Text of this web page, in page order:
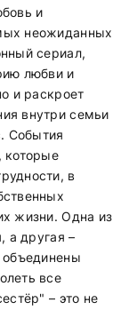
и
неожиданных
сериал,
любви и
и раскроет
внутри семьи
События
которые
в
жизни. Одна из
а другая –
все
– это не